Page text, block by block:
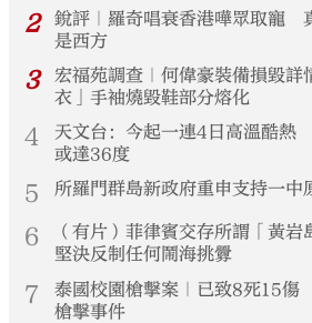
2
銳評｜羅奇唱衰香港嘩眾取寵
是西方
3
宏福苑調查｜何偉豪裝備損毀
衣」手袖燒毀鞋部分熔化
4
天文台：今起一連4日高溫酷熱
或達36度
5 所羅門群島新政府重申支持一
6
（有片）菲律賓交存所謂「黃
堅決反制任何鬧海挑釁
7
泰國校園槍擊案｜已致8死15
槍擊事件